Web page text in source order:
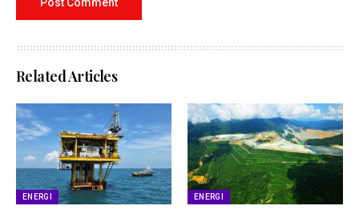
Related Articles
ENERGI ENERGI